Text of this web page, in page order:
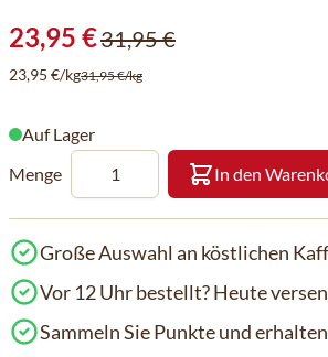
23,95 €31,95 €
23,95 €/kg31,95 €/kg
Auf Lager
Menge
In den
Große Auswahl an köstlichen
Vor 12 Uhr bestellt? Heute
Sammeln Sie Punkte und